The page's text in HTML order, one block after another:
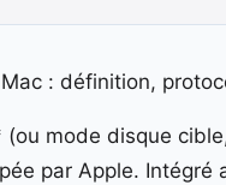
: définition,
mode disque
par Apple.